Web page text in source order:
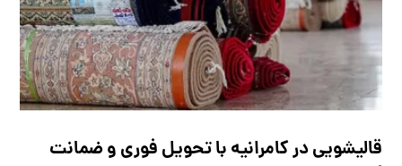
قالیشویی در کامرانیه با تحویل فوری و ضمانت